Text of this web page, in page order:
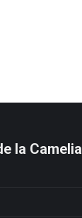
la Camelia